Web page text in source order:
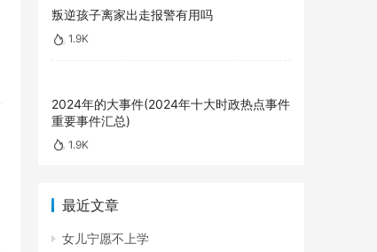
叛逆孩子离家出走报警有用吗
1.9K
2024年的大事件(2024年十大时政热点事件
重要事件汇总)
1.9K
最近文章
女儿宁愿不上学